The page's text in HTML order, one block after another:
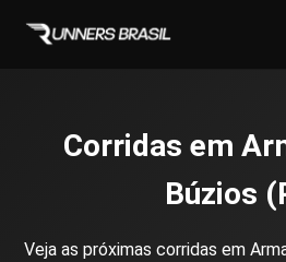
Corridas em
Búzios
Veja as próximas corridas em